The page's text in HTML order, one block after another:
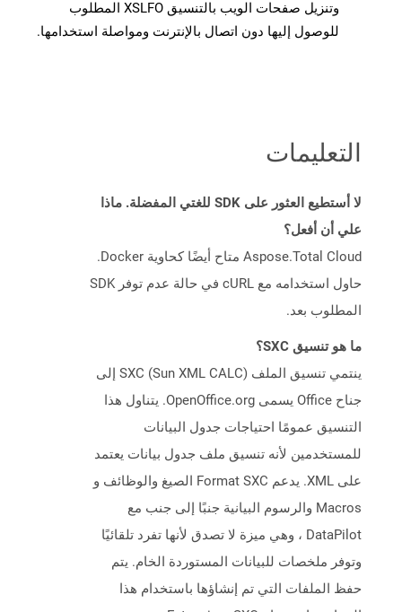
وتنزيل صفحات الويب بالتنسيق XSLFO المطلوب
للوصول إليها دون اتصال بالإنترنت ومواصلة استخدامها.
التعليمات
لا أستطيع العثور على SDK للغتي المفضلة. ماذا
علي أن أفعل؟
Aspose.Total Cloud متاح أيضًا كحاوية Docker.
حاول استخدامه مع cURL في حالة عدم توفر SDK
المطلوب بعد.
ما هو تنسيق SXC؟
ينتمي تنسيق الملف SXC (Sun XML CALC) إلى
جناح Office يسمى OpenOffice.org. يتناول هذا
التنسيق عمومًا احتياجات جدول البيانات
للمستخدمين لأنه تنسيق ملف جدول بيانات يعتمد
على XML. يدعم Format SXC الصيغ والوظائف و
Macros والرسوم البيانية جنبًا إلى جنب مع
DataPilot ، وهي ميزة لا تصدق لأنها تفرد تلقائيًا
وتوفر ملخصات للبيانات المستوردة الخام. يتم
حفظ الملفات التي تم إنشاؤها باستخدام هذا